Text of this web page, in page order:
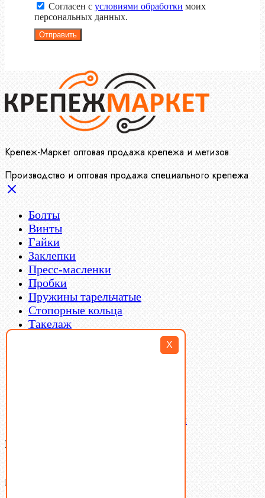
X
Согласен с условиями обработки моих
персональных данных.
Отправить
Крепеж-Маркет оптовая продажа крепежа и метизов
Производство и оптовая продажа специального крепежа
Болты
Винты
Гайки
Заклепки
Пресс-масленки
Пробки
Пружины тарельчатые
Стопорные кольца
Такелаж
Латунный и бронзовый крепеж
Ваша корзина
В корзине нет товаров.